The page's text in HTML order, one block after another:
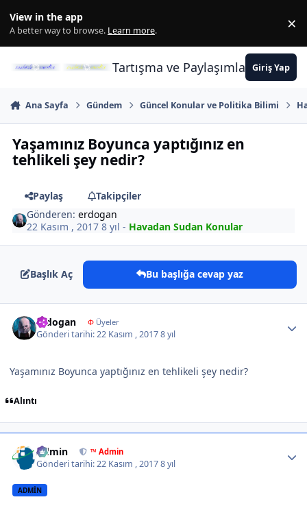
View in the app
A better way to browse. Learn more. ×
Tartışma ve PaylaşımlarınGiriş Yap
Ana Sayfa Gündem Güncel Konular ve Politika Bilimi
Yaşamınız Boyunca yaptığınız en
tehlikeli şey nedir?
Paylaş
Takipçiler
Gönderen:erdogan
22 Kasım , 20178 yıl - Havadan Sudan Konular
Başlık Aç Bu başlığa cevap yaz
erdogan ΦÜyeler
Gönderi tarihi:22 Kasım , 20178 yıl
Yaşamınız Boyunca yaptığınız en tehlikeli şey nedir?
Alıntı
Admin ™ Admin
Gönderi tarihi:22 Kasım , 20178 yıl
ADMIN